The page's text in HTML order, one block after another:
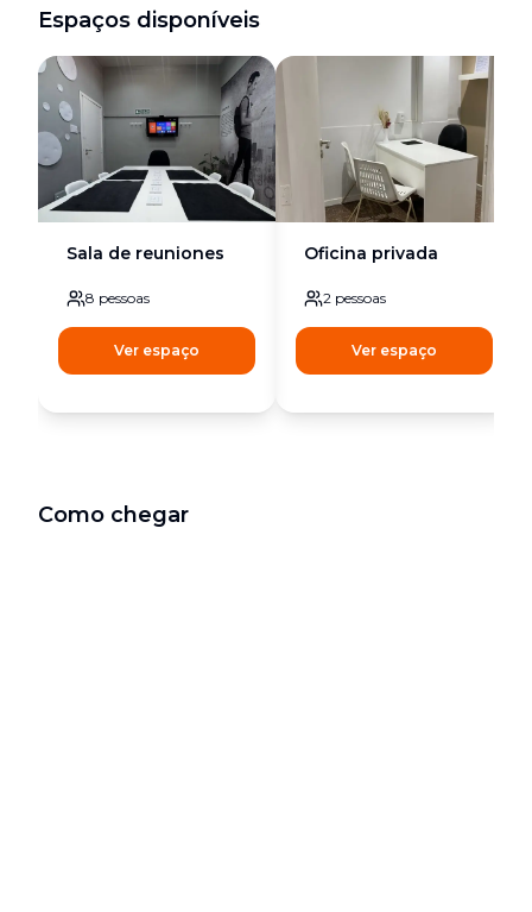
Espaços disponíveis
Sala de reuniones
8 pessoas
Ver espaço
Oficina privada
2 pessoas
Ver espaço
Como chegar